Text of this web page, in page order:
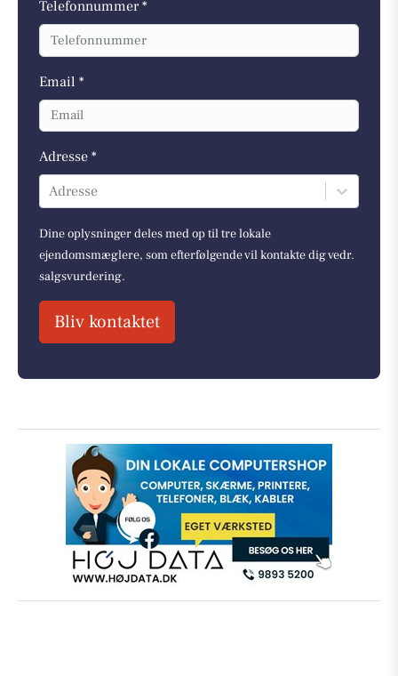
Telefonnummer *
Email *
Adresse *
Adresse
Dine oplysninger deles med op til tre lokale
ejendomsmæglere, som efterfølgende vil kontakte dig vedr.
salgsvurdering.
Bliv kontaktet